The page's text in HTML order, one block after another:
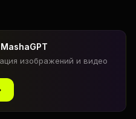
изображений и видео